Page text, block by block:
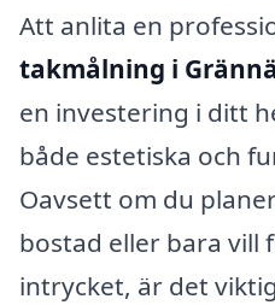
Att anlita en
takmålning i
en investering i ditt
både estetiska och
Oavsett om du
bostad eller bara vill
intrycket, är det